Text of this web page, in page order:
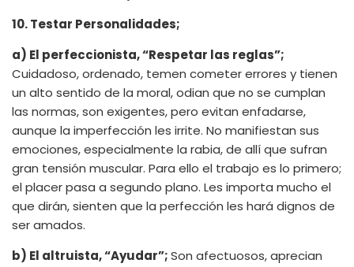
10. Testar Personalidades;
a) El perfeccionista, “Respetar las reglas”;
Cuidadoso, ordenado, temen cometer errores y tienen
un alto sentido de la moral, odian que no se cumplan
las normas, son exigentes, pero evitan enfadarse,
aunque la imperfección les irrite. No manifiestan sus
emociones, especialmente la rabia, de allí que sufran
gran tensión muscular. Para ello el trabajo es lo primero;
el placer pasa a segundo plano. Les importa mucho el
que dirán, sienten que la perfección les hará dignos de
ser amados.
b) El altruista, “Ayudar”;Son afectuosos, aprecian